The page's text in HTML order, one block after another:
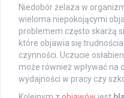
Niedobór żelaza w
wieloma niepokojącymi
problemem często skarżą
które objawia się
czynności. Uczucie
może również wpływać na
wydajności w pracy czy